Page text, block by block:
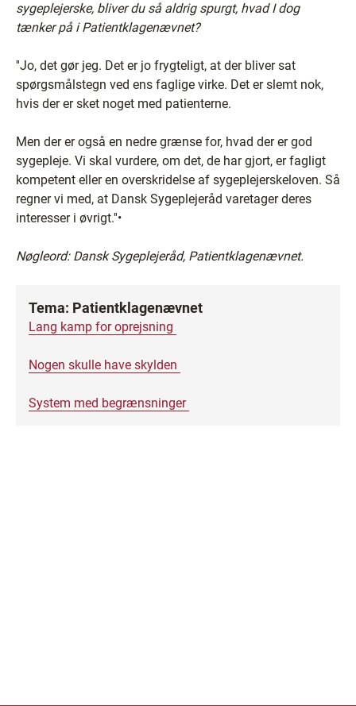
sygeplejerske, bliver du så aldrig spurgt, hvad I dog
tænker på i Patientklagenævnet?
''Jo, det gør jeg. Det er jo frygteligt, at der bliver sat
spørgsmålstegn ved ens faglige virke. Det er slemt nok,
hvis der er sket noget med patienterne.
Men der er også en nedre grænse for, hvad der er god
sygepleje. Vi skal vurdere, om det, de har gjort, er fagligt
kompetent eller en overskridelse af sygeplejerskeloven. Så
regner vi med, at Dansk Sygeplejeråd varetager deres
interesser i øvrigt.''•
Nøgleord: Dansk Sygeplejeråd, Patientklagenævnet.
Tema: Patientklagenævnet
Lang kamp for oprejsning
Nogen skulle have skylden
System med begrænsninger